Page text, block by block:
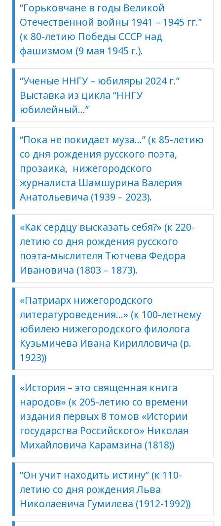
“Горьковчане в годы Великой
Отечественной войны 1941 – 1945 гг.”
(к 80-летию Победы СССР над
фашизмом (9 мая 1945 г.).
“Ученые ННГУ – юбиляры 2024 г.”
Выставка из цикла “ННГУ
юбилейный…”
“Пока не покидает муза…” (к 85-летию
со дня рождения русского поэта,
прозаика, нижегородского
журналиста Шамшурина Валерия
Анатольевича (1939 – 2023).
«Как сердцу высказать себя?» (к 220-
летию со дня рождения русского
поэта-мыслителя Тютчева Федора
Ивановича (1803 – 1873).
«Патриарх нижегородского
литературоведения…» (к 100-летнему
юбилею нижегородского филолога
Кузьмичева Ивана Кирилловича (р.
1923))
«История – это священная книга
народов» (к 205-летию со времени
издания первых 8 томов «Истории
государства Российского» Николая
Михайловича Карамзина (1818))
“Он учит находить истину” (к 110-
летию со дня рождения Льва
Николаевича Гумилева (1912-1992))